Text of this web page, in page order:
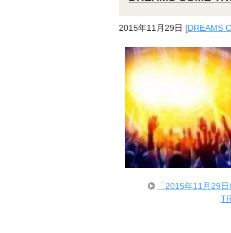
2015年11月29日 [DREAMS
「2015年11月29